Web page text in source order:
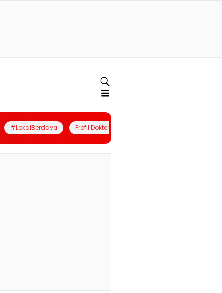
#LokalBerdaya Profil Dokter